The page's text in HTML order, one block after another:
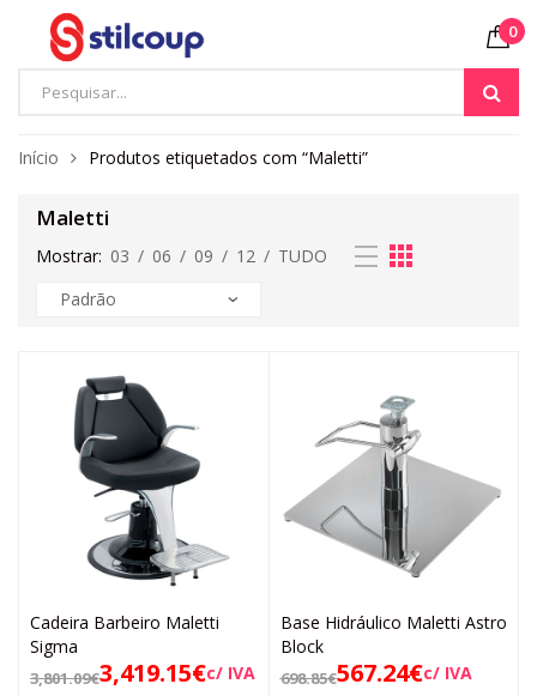
0
Início Produtos etiquetados com “Maletti”
Maletti
Mostrar: 03 / 06 / 09 / 12 / TUDO
Cadeira Barbeiro Maletti
Sigma
3,801.09€3,419.15€c/ IVA
Base Hidráulico Maletti Astro
Block
698.85€567.24€c/ IVA